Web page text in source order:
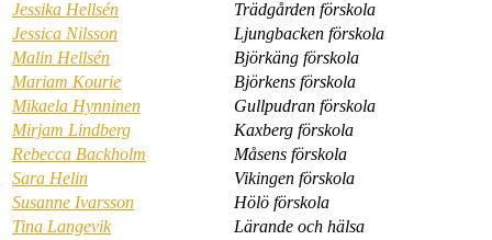
Jessika Hellsén
Trädgården förskola
Jessica Nilsson
Ljungbacken förskola
Malin Hellsén
Björkäng förskola
Mariam Kourie
Björkens förskola
Mikaela Hynninen
Gullpudran förskola
Mirjam Lindberg
Kaxberg förskola
Rebecca Backholm
Måsens förskola
Sara Helin
Vikingen förskola
Susanne Ivarsson
Hölö förskola
Tina Langevik
Lärande och hälsa